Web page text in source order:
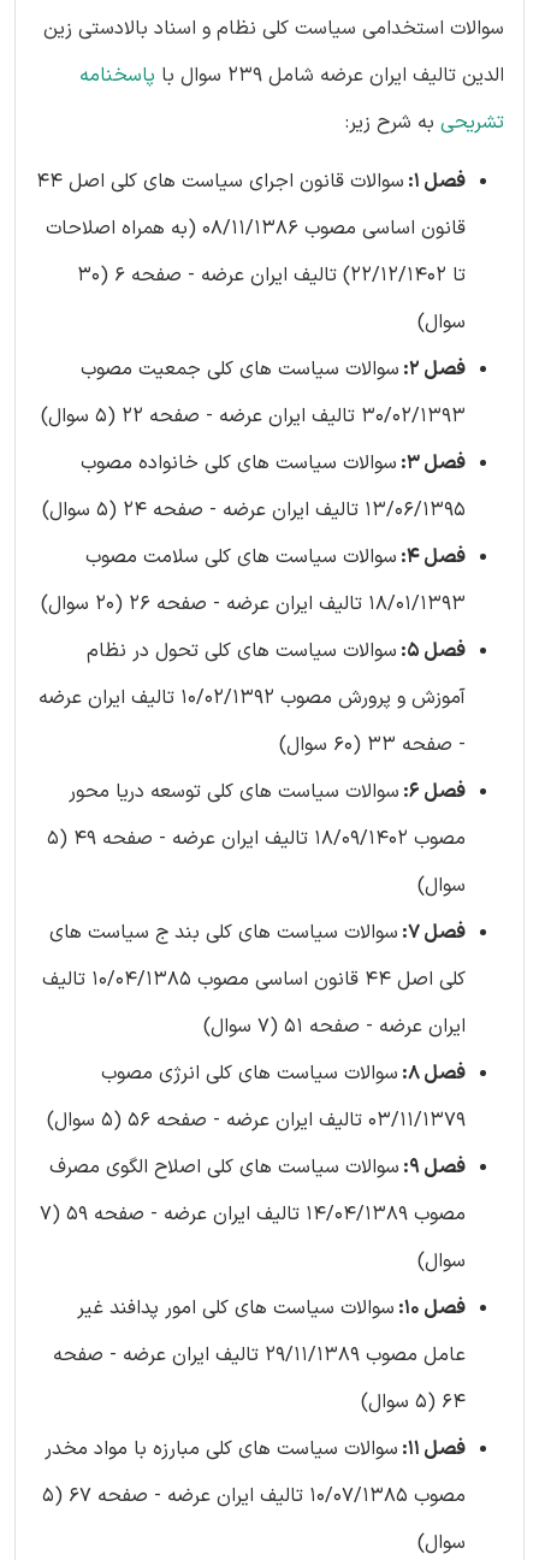
سوالات استخدامی سیاست کلی نظام و اسناد بالادستی زین
الدین تالیف ایران عرضه شامل 239 سوال با
پاسخنامه
تشریحی به شرح زیر:
فصل 1:
سوالات قانون اجرای سیاست های کلی اصل 44
قانون اساسی مصوب 08/11/1386 (به همراه اصلاحات
تا 22/12/1402) تالیف ایران عرضه - صفحه 6 (30
سوال)
فصل 2:
سوالات سیاست های کلی جمعیت مصوب
30/02/1393 تالیف ایران عرضه - صفحه 22 (5 سوال)
فصل 3:
سوالات سیاست های کلی خانواده مصوب
13/06/1395 تالیف ایران عرضه - صفحه 24 (5 سوال)
فصل 4:
سوالات سیاست های کلی سلامت مصوب
18/01/1393 تالیف ایران عرضه - صفحه 26 (20 سوال)
فصل 5:
سوالات سیاست های کلی تحول در نظام
آموزش و پرورش مصوب 10/02/1392 تالیف ایران عرضه
- صفحه 33 (60 سوال)
فصل 6:
سوالات سیاست های کلی توسعه دریا محور
مصوب 18/09/1402 تالیف ایران عرضه - صفحه 49 (5
سوال)
فصل 7:
سوالات سیاست های کلی بند ج سیاست های
کلی اصل 44 قانون اساسی مصوب 10/04/1385 تالیف
ایران عرضه - صفحه 51 (7 سوال)
فصل 8:
سوالات سیاست های کلی انرژی مصوب
03/11/1379 تالیف ایران عرضه - صفحه 56 (5 سوال)
فصل 9:
سوالات سیاست های کلی اصلاح الگوی مصرف
مصوب 14/04/1389 تالیف ایران عرضه - صفحه 59 (7
سوال)
فصل 10:
سوالات سیاست های کلی امور پدافند غیر
عامل مصوب 29/11/1389 تالیف ایران عرضه - صفحه
64 (5 سوال)
فصل 11:
سوالات سیاست های کلی مبارزه با مواد مخدر
مصوب 10/07/1385 تالیف ایران عرضه - صفحه 67 (5
سوال)